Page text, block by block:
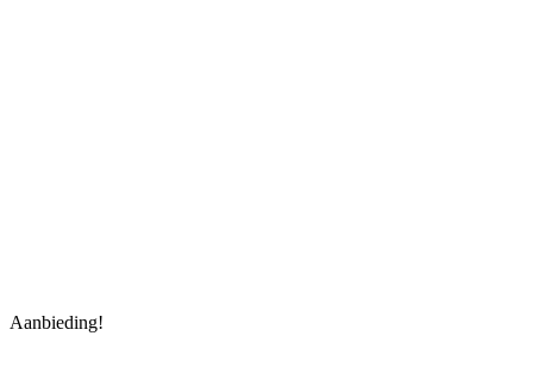
Aanbieding!